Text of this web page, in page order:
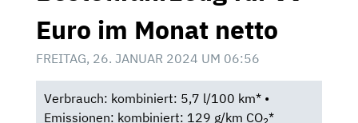
Euro im Monat netto
FREITAG, 26. JANUAR 2024 UM 06:56
Verbrauch: kombiniert: 5,7 l/100 km* •
Emissionen: kombiniert: 129 g/km CO *